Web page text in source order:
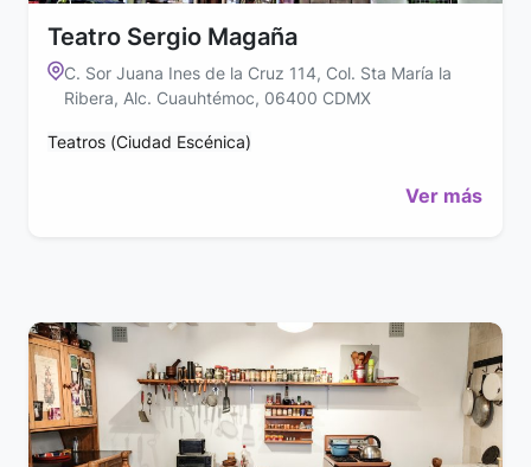
Teatro Sergio Magaña
C. Sor Juana Ines de la Cruz 114, Col. Sta María la
Ribera, Alc. Cuauhtémoc, 06400 CDMX
Teatros (Ciudad Escénica)
Ver más